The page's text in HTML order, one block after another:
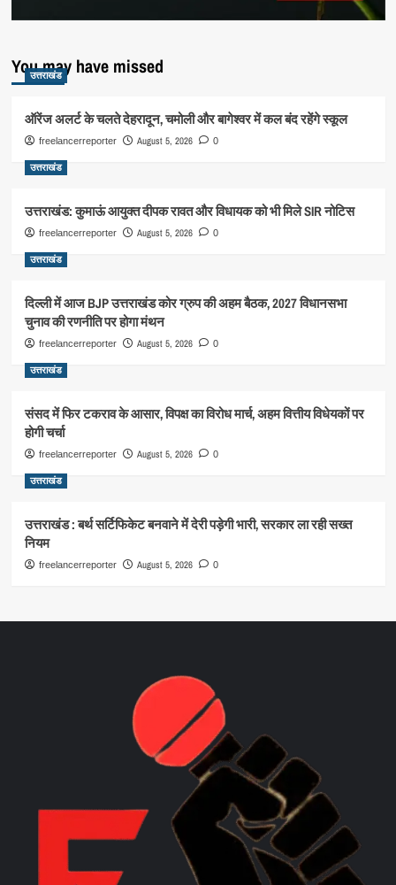
You may have missed
उत्तराखंड
ऑरेंज अलर्ट के चलते देहरादून, चमोली और बागेश्वर में कल बंद रहेंगे स्कूल
freelancerreporter August 5, 2026 0
उत्तराखंड
उत्तराखंड: कुमाऊं आयुक्त दीपक रावत और विधायक को भी मिले SIR नोटिस
freelancerreporter August 5, 2026 0
उत्तराखंड
दिल्ली में आज BJP उत्तराखंड कोर ग्रुप की अहम बैठक, 2027 विधानसभा
चुनाव की रणनीति पर होगा मंथन
freelancerreporter August 5, 2026 0
उत्तराखंड
संसद में फिर टकराव के आसार, विपक्ष का विरोध मार्च, अहम वित्तीय विधेयकों पर
होगी चर्चा
freelancerreporter August 5, 2026 0
उत्तराखंड
उत्तराखंड : बर्थ सर्टिफिकेट बनवाने में देरी पड़ेगी भारी, सरकार ला रही सख्त
नियम
freelancerreporter August 5, 2026 0